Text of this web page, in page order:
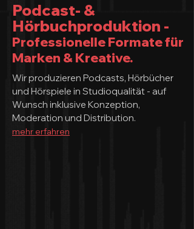
Podcast- &
Hörbuchproduktion -
Professionelle Formate für
Marken & Kreative.
Wir produzieren Podcasts, Hörbücher
und Hörspiele in Studioqualität - auf
Wunsch inklusive Konzeption,
Moderation und Distribution.
mehr erfahren